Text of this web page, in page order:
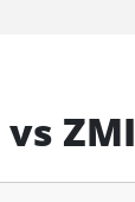
vs ZMI